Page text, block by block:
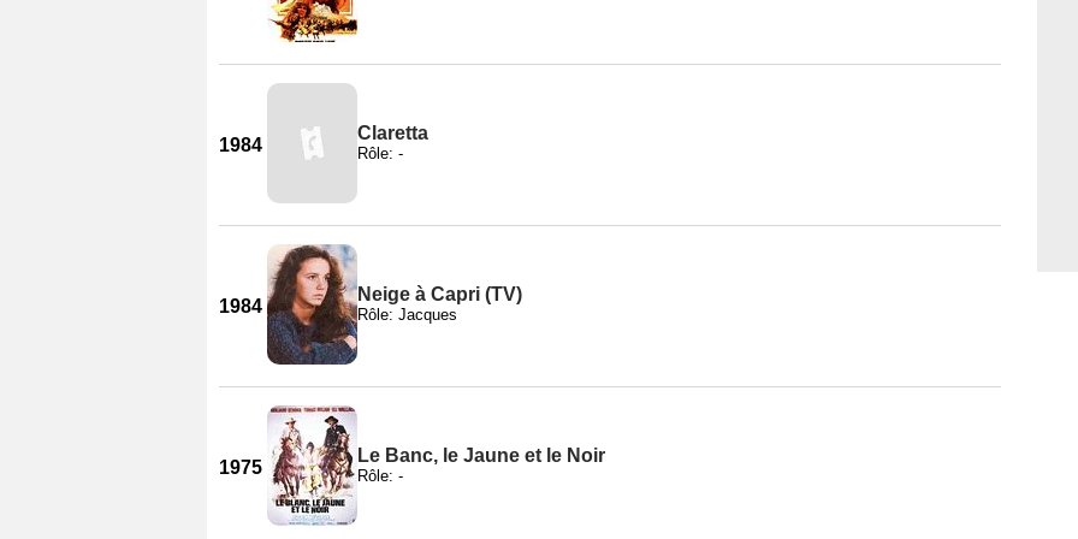
1984
Claretta
Rôle: -
1984
Neige à Capri (TV)
Rôle: Jacques
1975
Le Banc, le Jaune et le Noir
Rôle: -